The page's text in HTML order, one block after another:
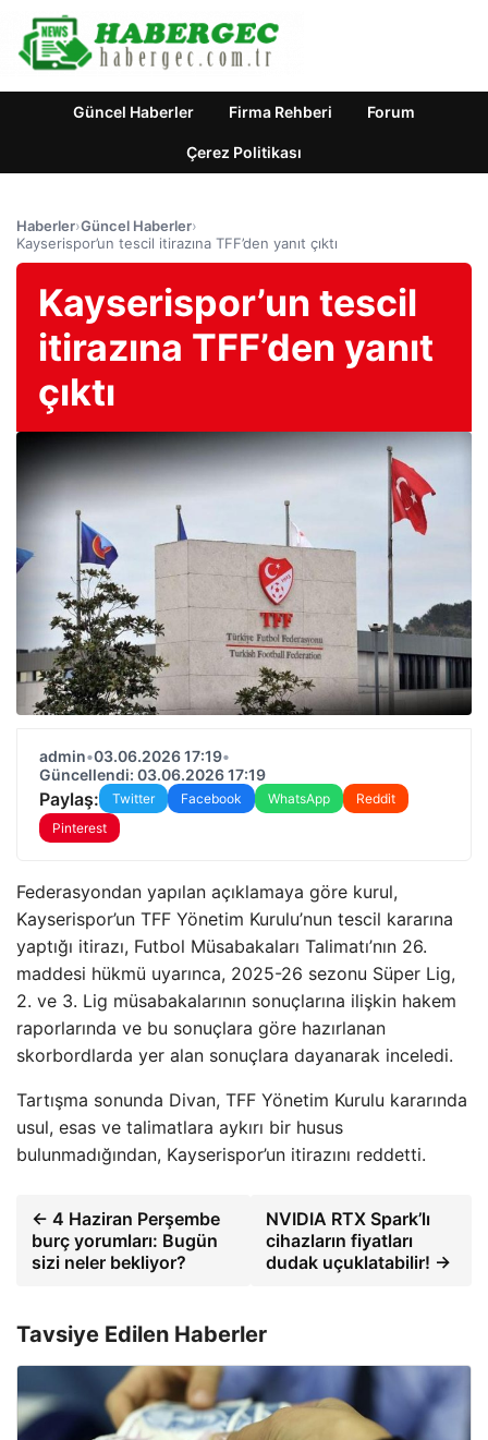
Güncel Haberler Firma Rehberi Forum
Çerez Politikası
Haberler›Güncel Haberler›
Kayserispor’un tescil itirazına TFF’den yanıt çıktı
Kayserispor’un tescil
itirazına TFF’den yanıt
çıktı
admin•03.06.2026 17:19•
Güncellendi: 03.06.2026 17:19
Paylaş: Twitter Facebook WhatsApp
Reddit
Pinterest
Federasyondan yapılan açıklamaya göre kurul,
Kayserispor’un TFF Yönetim Kurulu’nun tescil kararına
yaptığı itirazı, Futbol Müsabakaları Talimatı’nın 26.
maddesi hükmü uyarınca, 2025-26 sezonu Süper Lig,
2. ve 3. Lig müsabakalarının sonuçlarına ilişkin hakem
raporlarında ve bu sonuçlara göre hazırlanan
skorbordlarda yer alan sonuçlara dayanarak inceledi.
Tartışma sonunda Divan, TFF Yönetim Kurulu kararında
usul, esas ve talimatlara aykırı bir husus
bulunmadığından, Kayserispor’un itirazını reddetti.
← 4 Haziran Perşembe
burç yorumları: Bugün
sizi neler bekliyor?
NVIDIA RTX Spark’lı
cihazların fiyatları
dudak uçuklatabilir! →
Tavsiye Edilen Haberler